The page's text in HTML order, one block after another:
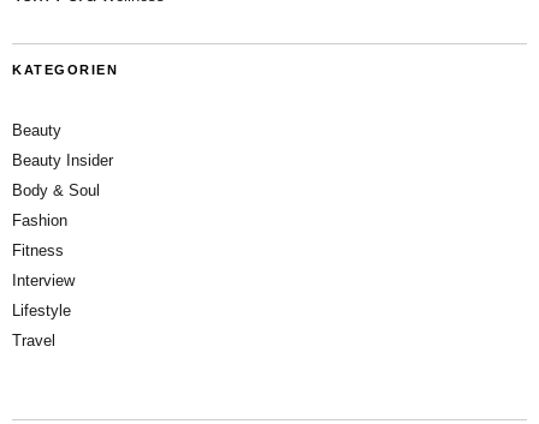
KATEGORIEN
Beauty
Beauty Insider
Body & Soul
Fashion
Fitness
Interview
Lifestyle
Travel